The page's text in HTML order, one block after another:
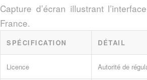
Capture d’écran illustrant
France.
SPÉCIFICATION DÉTAIL
Licence Autorité de